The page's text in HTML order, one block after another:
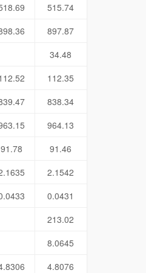
515.74
897.87
34.48
112.35
838.34
964.13
91.78
91.46
2.1542
0.0431
213.02
8.0645
4.8076